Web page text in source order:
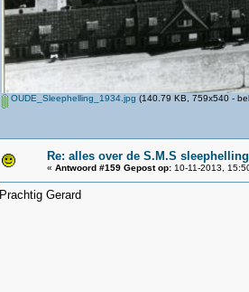
OUDE_Sleephelling_1934.jpg (140.79 KB, 759x540 -
Re: alles over de S.M.S sleephelling
« Antwoord #159 Gepost op: 10-11-2013,
Prachtig Gerard